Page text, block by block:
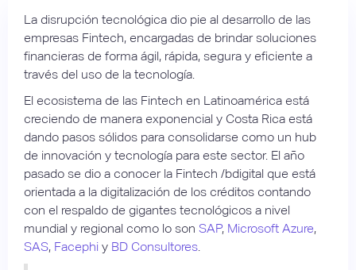
La disrupción tecnológica dio pie al desarrollo de las
empresas Fintech, encargadas de brindar soluciones
financieras de forma ágil, rápida, segura y eficiente a
través del uso de la tecnología.
El ecosistema de las Fintech en Latinoamérica está
creciendo de manera exponencial y Costa Rica está
dando pasos sólidos para consolidarse como un hub
de innovación y tecnología para este sector. El año
pasado se dio a conocer la Fintech /bdigital que está
orientada a la digitalización de los créditos contando
con el respaldo de gigantes tecnológicos a nivel
mundial y regional como lo son SAP, Microsoft Azure,
SAS, Facephi y BD Consultores